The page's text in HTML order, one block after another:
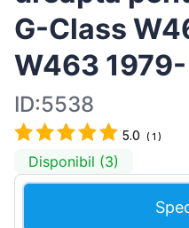
G-Class
W463
ID:5538
5.0 (1 )
Disponibil (3)